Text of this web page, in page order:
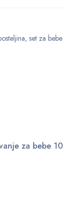
, set za bebe
za bebe 10